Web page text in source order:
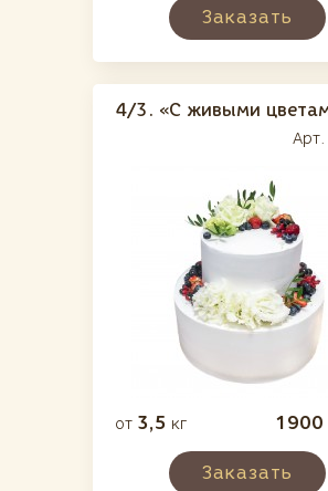
Заказать
4/3. «С живыми
от 3,5 кг 1900
Заказать